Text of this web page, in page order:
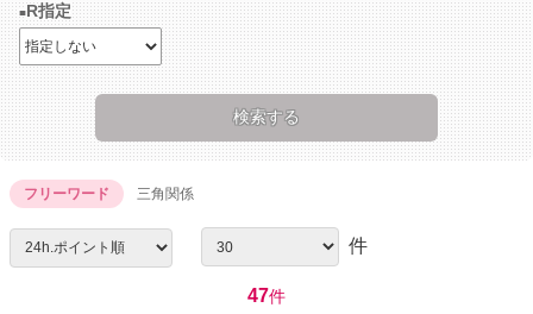
R指定
フリーワード 三角関係
件
47件